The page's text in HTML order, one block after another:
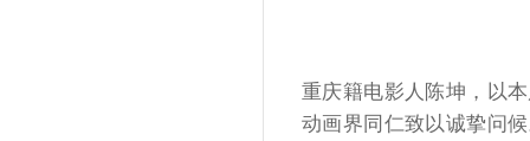
重庆籍电影人陈坤，以
动画界同仁致以诚挚问